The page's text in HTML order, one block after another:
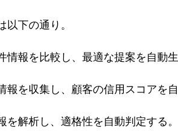
下の通り。
情報を比較し、最適な提案を自動生
報を収集し、顧客の信用スコアを自
解析し、適格性を自動判定する。